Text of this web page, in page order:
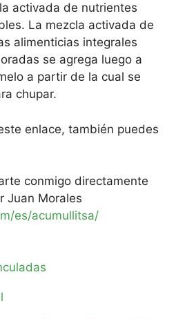
activada de nutrientes
La mezcla activada de
alimenticias integrales
se agrega luego a
a partir de la cual se
chupar.
enlace, también puedes
conmigo directamente
Juan Morales
es/acumullitsa/